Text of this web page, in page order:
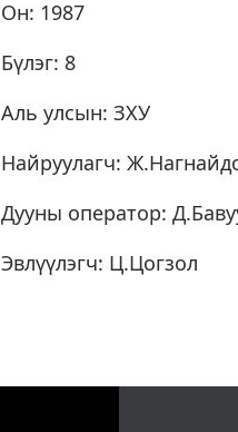
Он: 1987
Бүлэг: 8
Аль улсын: ЗХУ
Найруулагч:
Дууны оператор:
Эвлүүлэгч: Ц.Цогзол